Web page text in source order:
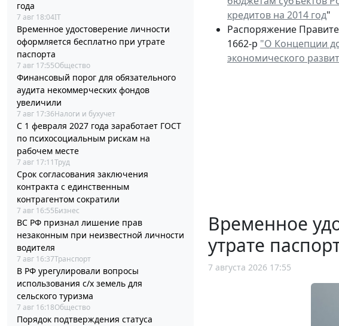
года
7 авг 18:04IT
Временное удостоверение личности
оформляется бесплатно при утрате
паспорта
7 авг 17:55Общество
Финансовый порог для обязательного
аудита некоммерческих фондов
увеличили
7 авг 17:36Налоги и бухучет
С 1 февраля 2027 года заработает ГОСТ
по психосоциальным рискам на
рабочем месте
7 авг 17:11Труд
Срок согласования заключения
контракта с единственным
контрагентом сократили
7 авг 16:55Бизнес
ВС РФ признал лишение прав
незаконным при неизвестной личности
водителя
7 авг 16:37Транспорт
В РФ урегулировали вопросы
использования с/х земель для
сельского туризма
7 авг 16:18Общество
Порядок подтверждения статуса
кредитов на 2014 год"
Распоряжение
1662-р "О Концепции
экономического
Временное
утрате
7 августа 2026 17:55